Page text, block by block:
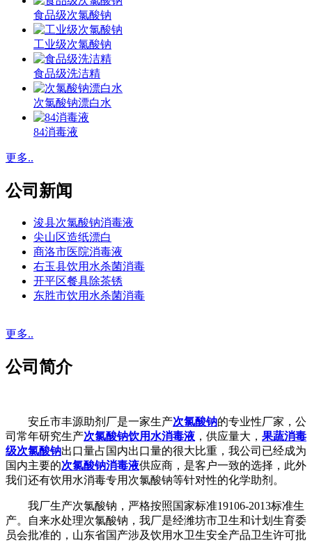
食品级次氯酸钠
工业级次氯酸钠
食品级洗洁精
次氯酸钠漂白水
84消毒液
更多..
公司新闻
浚县次氯酸钠消毒液
尖山区造纸漂白
商洛市医院消毒液
右玉县饮用水杀菌消毒
开平区餐具除茶锈
东胜市饮用水杀菌消毒
更多..
公司简介
安丘市丰源助剂厂是一家生产次氯酸钠的专业性厂家，公
司常年研究生产次氯酸钠饮用水消毒液 ，供应量大， 果蔬消毒
级次氯酸钠出口量占国内出口量的很大比重，我公司已经成为
国内主要的次氯酸钠消毒液供应商，是客户一致的选择，此外
我们还有饮用水消毒专用次氯酸钠等针对性的化学助剂。
我厂生产次氯酸钠，严格按照国家标准19106-2013标准生
产。自来水处理次氯酸钠，我厂是经潍坊市卫生和计划生育委
员会批准的，山东省国产涉及饮用水卫生安全产品卫生许可批